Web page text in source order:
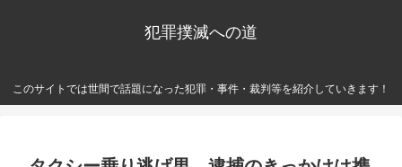
犯罪撲滅への道
このサイトでは世間で話題になった犯罪・事件・裁判等を紹介していきます！